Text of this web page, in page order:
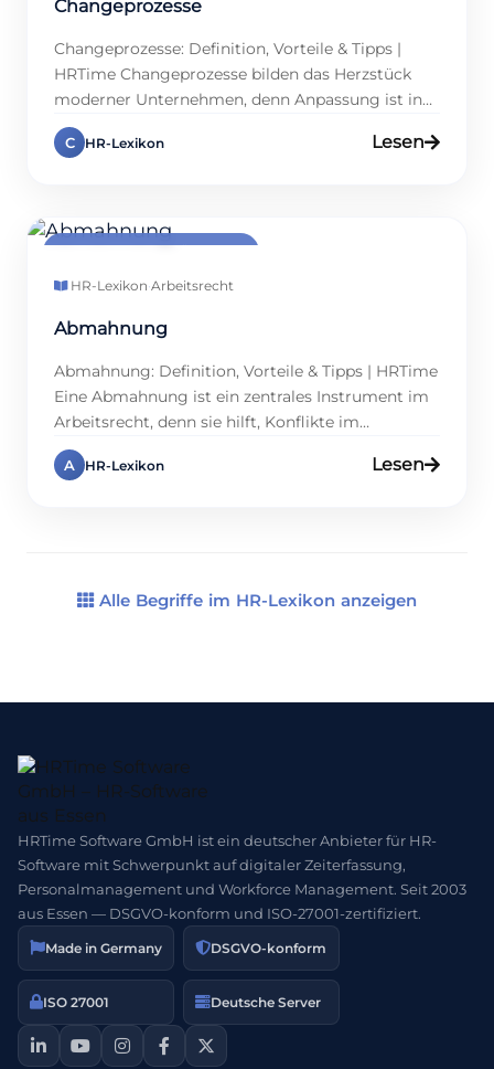
Changeprozesse
Changeprozesse: Definition, Vorteile & Tipps |
HRTime Changeprozesse bilden das Herzstück
moderner Unternehmen, denn Anpassung ist in
einer dynamischen Welt überlebenswichtig.
Digitalisierung, neue Marktbedingungen oder
heraus. Ein gut gesteuerter Changeprozess
sichert nicht nur den Unternehmenserfolg,
sondern stärkt auch die Mitarbeiterbindung und
C HR-Lexikon Lesen
HR-Lexikon·Arbeitsrecht
Abmahnung
Abmahnung: Definition, Vorteile & Tipps | HRTime
Eine Abmahnung ist ein zentrales Instrument im
Arbeitsrecht, denn sie hilft, Konflikte im
Arbeitsverhältnis klar und rechtssicher zu
adressieren. Sie dient als formeller Verweis an
A HR-Lexikon Lesen
Alle Begriffe im HR-Lexikon anzeigen
HRTime Software GmbH ist ein deutscher Anbieter für HR-
Software mit Schwerpunkt auf digitaler Zeiterfassung,
Personalmanagement und Workforce Management. Seit 2003
aus Essen — DSGVO-konform und ISO-27001-zertifiziert.
Made in Germany DSGVO-konform
ISO 27001 Deutsche Server